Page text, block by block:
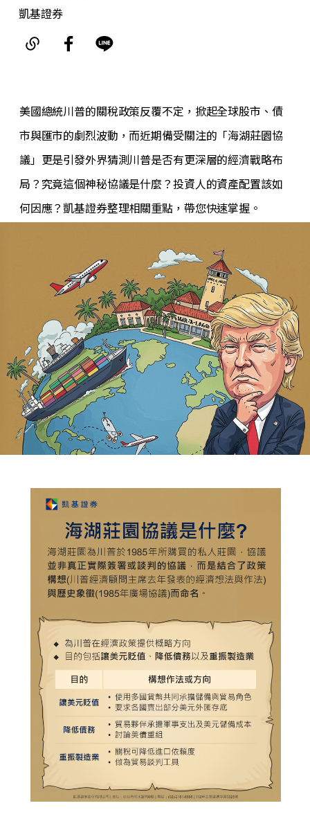
凱基證券
美國總統川普的關稅政策反覆不定，掀起全球股市、債
市與匯市的劇烈波動，而近期備受關注的「海湖莊園協
議」更是引發外界猜測川普是否有更深層的經濟戰略布
局？究竟這個神秘協議是什麼 ？投資人的資產配置該如
何因應？凱基證券整理相關重點，帶您快速掌握。